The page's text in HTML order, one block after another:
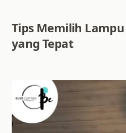
Tips Memilih Lampu
yang Tepat